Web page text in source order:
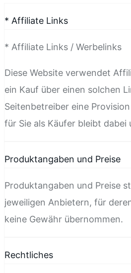
* Affiliate Links
* Affiliate Links / Werbelinks
Diese Website verwendet
ein Kauf über einen solchen
Seitenbetreiber eine
für Sie als Käufer bleibt dabei
Produktangaben und Preise
Produktangaben und Preise
jeweiligen Anbietern, für
keine Gewähr übernommen.
Rechtliches